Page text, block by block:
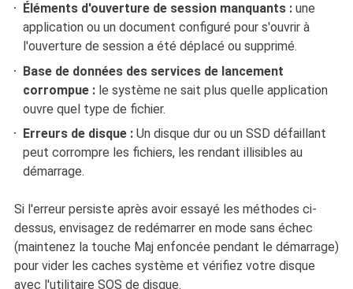
Éléments d'ouverture de session manquants : une
application ou un document configuré pour s'ouvrir à
l'ouverture de session a été déplacé ou supprimé.
Base de données des services de lancement
corrompue : le système ne sait plus quelle application
ouvre quel type de fichier.
Erreurs de disque : Un disque dur ou un SSD défaillant
peut corrompre les fichiers, les rendant illisibles au
démarrage.
Si l'erreur persiste après avoir essayé les méthodes ci-
dessus, envisagez de redémarrer en mode sans échec
(maintenez la touche Maj enfoncée pendant le démarrage)
pour vider les caches système et vérifiez votre disque
avec l'utilitaire SOS de disque.